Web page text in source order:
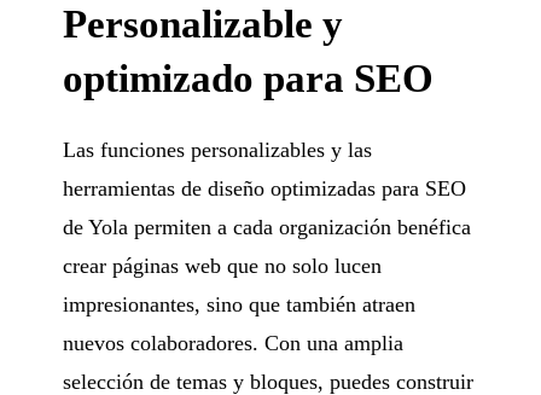
Personalizable y
optimizado para SEO
Las funciones personalizables y las
herramientas de diseño optimizadas para SEO
de Yola permiten a cada organización benéfica
crear páginas web que no solo lucen
impresionantes, sino que también atraen
nuevos colaboradores. Con una amplia
selección de temas y bloques, puedes construir